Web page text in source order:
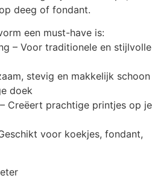
deeg of fondant.
een must-have is:
– Voor traditionele en stijlvolle
stevig en makkelijk schoon
doek
Creëert prachtige printjes op je
voor koekjes, fondant,